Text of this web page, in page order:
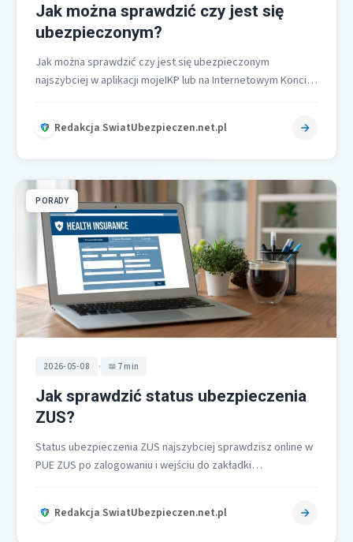
Jak można sprawdzić czy jest się
ubezpieczonym?
Jak można sprawdzić czy jest się ubezpieczonym
najszybciej w aplikacji mojeIKP lub na Internetowym Koncie
Redakcja SwiatUbezpieczen.net.pl
PORADY
2026-05-08 • 7 min
Jak sprawdzić status ubezpieczenia
ZUS?
Status ubezpieczenia ZUS najszybciej sprawdzisz online w
PUE ZUS po zalogowaniu i wejściu do zakładki
Redakcja SwiatUbezpieczen.net.pl